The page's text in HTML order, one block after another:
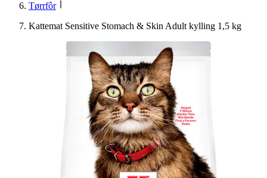
Tørrfôr
Kattemat Sensitive Stomach & Skin Adult kylling 1,5 kg